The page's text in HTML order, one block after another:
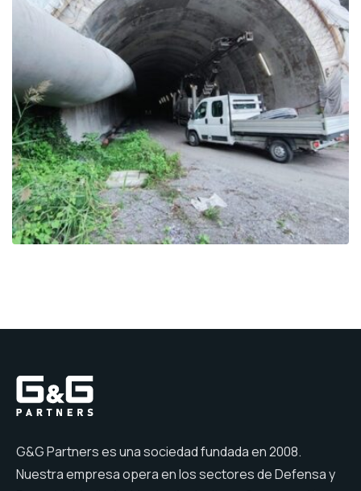
G&G Partners es una sociedad fundada en 2008.
Nuestra empresa opera en los sectores de Defensa y